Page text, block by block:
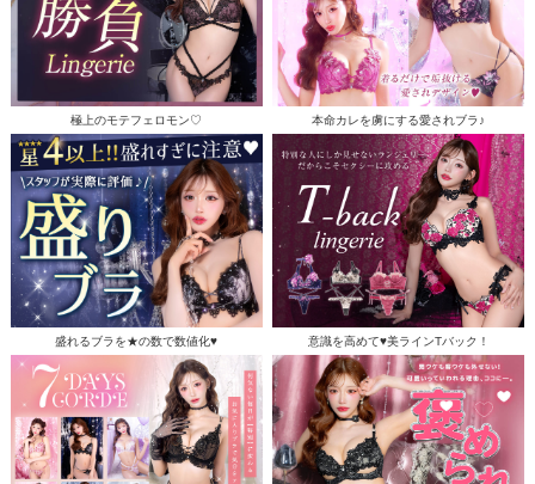
極上のモテフェロモン♡ 本命カレを虜にする愛されブラ♪
盛れるブラを★の数で数値化♥ 意識を高めて♥美ラインTバック！